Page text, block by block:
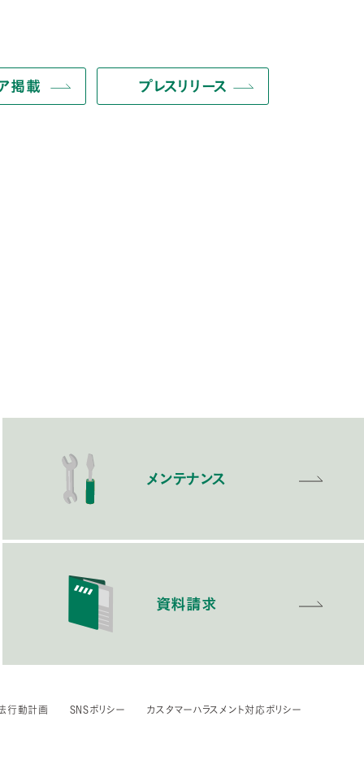
掲載 プレスリリース
メンテナンス
資料請求
行動計画 SNSポリシー カスタマーハラスメント対応ポリシー